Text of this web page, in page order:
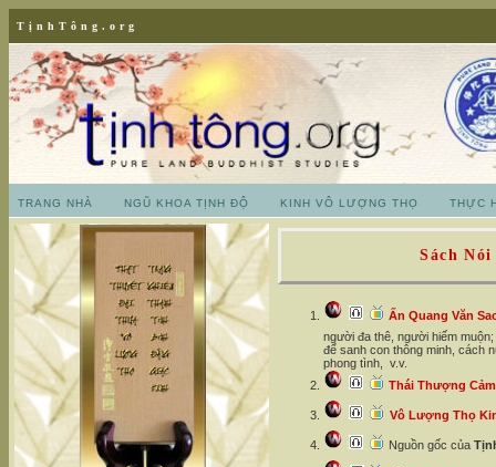
TịnhTông.org
TRANG NHÀ NGŨ KHOA TỊNH ĐỘ KINH VÔ LƯỢNG THỌ THỰC
Sách Nói
Ấn Quang Văn
người đa thê, người hiếm
để sanh con thông minh, cách
phong tình, v.v.
Thái Thượng
Vô Lượng Thọ
Nguồn gốc của